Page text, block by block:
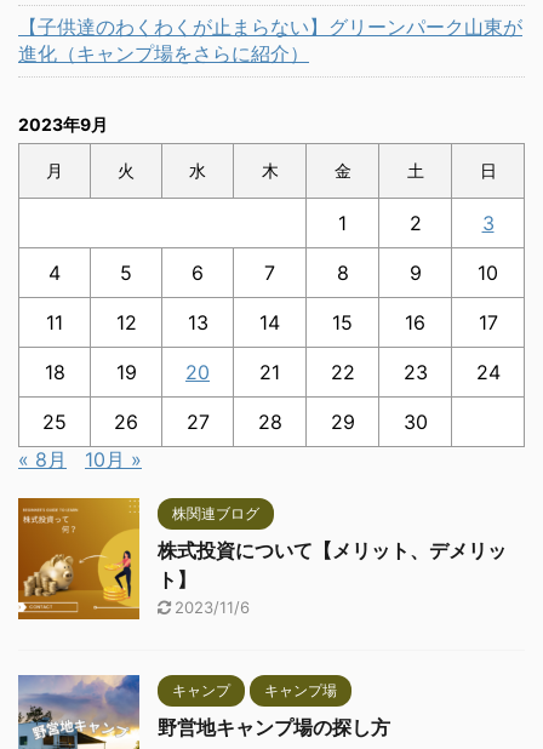
【子供達のわくわくが止まらない】グリーンパーク山東が
進化（キャンプ場をさらに紹介）
2023年9月
月 火 水 木 金 土 日
1 2 3
4 5 6 7 8 9 10
11 12 13 14 15 16 17
18 19 20 21 22 23 24
25 26 27 28 29
30
« 8月
10月 »
株関連ブログ
株式投資について【メリット、デメリッ
ト】
2023/11/6
キャンプ キャンプ場
野営地キャンプ場の探し方